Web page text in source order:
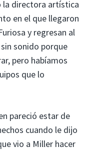
la directora artística
en el que llegaron
y regresan al
sonido porque
pero habíamos
que lo
pareció estar de
cuando le dijo
vio a Miller hacer